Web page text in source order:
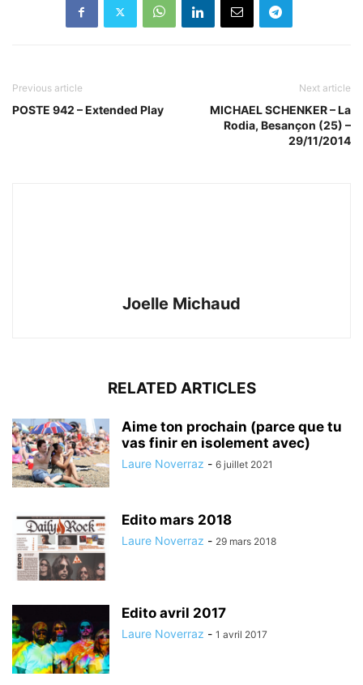
Previous article
POSTE 942 – Extended Play
Next article
MICHAEL SCHENKER – La
Rodia, Besançon (25) –
29/11/2014
Joelle Michaud
RELATED ARTICLES
Aime ton prochain (parce que tu
vas finir en isolement avec)
Laure Noverraz - 6 juillet 2021
Edito mars 2018
Laure Noverraz - 29 mars 2018
Edito avril 2017
Laure Noverraz - 1 avril 2017